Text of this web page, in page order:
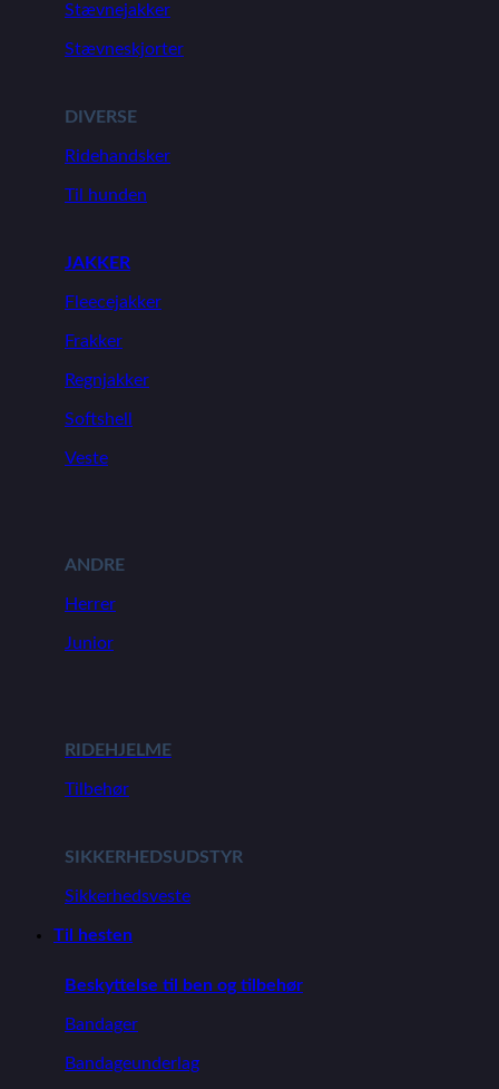
Stævnejakker
Stævneskjorter
DIVERSE
Ridehandsker
Til hunden
JAKKER
Fleecejakker
Frakker
Regnjakker
Softshell
Veste
ANDRE
Herrer
Junior
RIDEHJELME
Tilbehør
SIKKERHEDSUDSTYR
Sikkerhedsveste
Til hesten
Beskyttelse til ben og tilbehør
Bandager
Bandageunderlag